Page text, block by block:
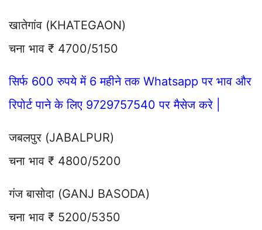
खातेगांव (KHATEGAON)
चना भाव ₹ 4700/5150
सिर्फ 600 रुपये में 6 महीने तक Whatsapp पर भाव और
रिपोर्ट पाने के लिए 9729757540 पर मैसेज करे |
जबलपुर (JABALPUR)
चना भाव ₹ 4800/5200
गंज बासोदा (GANJ BASODA)
चना भाव ₹ 5200/5350